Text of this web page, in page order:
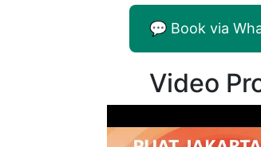
💬 Book via
Video